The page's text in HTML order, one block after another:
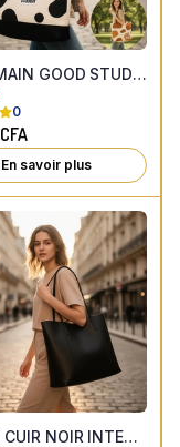
SAC A MAIN GOOD STUDENT ( 2 couleurs aux choix)
0
CFA
En savoir plus
SAC EN CUIR NOIR INTEMPOREL GRAND FORMAT